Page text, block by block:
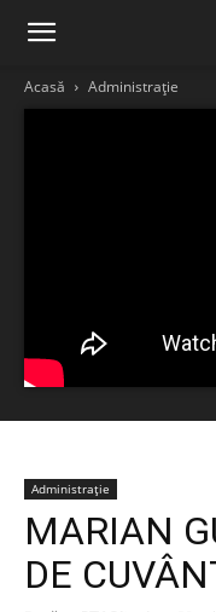
Acasă Administrație
Administrație
MARIAN
DE